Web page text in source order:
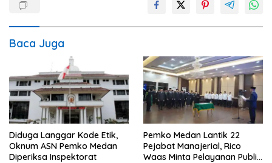
Baca Juga
Diduga Langgar Kode Etik,
Oknum ASN Pemko Medan
Diperiksa Inspektorat
Pemko Medan Lantik 22
Pejabat Manajerial, Rico
Waas Minta Pelayanan Publik